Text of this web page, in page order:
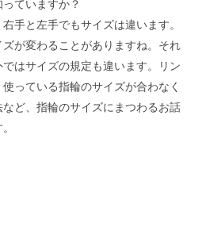
ていますか？
手と左手でもサイズは違います。
が変わることがありますね。それ
はサイズの規定も違います。リン
っている指輪のサイズが合わなく
ど、指輪のサイズにまつわるお話